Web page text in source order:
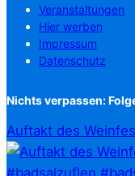
Veranstaltungen
Hier werben
Impressum
Datenschutz
Nichts verpassen:
Auftakt des